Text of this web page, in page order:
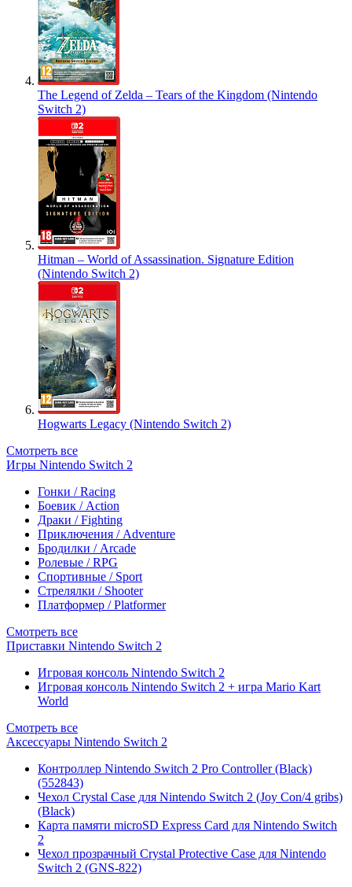
The Legend of Zelda – Tears of the Kingdom (Nintendo
Switch 2)
Hitman – World of Assassination. Signature Edition
(Nintendo Switch 2)
Hogwarts Legacy (Nintendo Switch 2)
Смотреть все
Игры Nintendo Switch 2
Гонки / Racing
Боевик / Action
Драки / Fighting
Приключения / Adventure
Бродилки / Arcade
Ролевые / RPG
Спортивные / Sport
Стрелялки / Shooter
Платформер / Platformer
Смотреть все
Приставки Nintendo Switch 2
Игровая консоль Nintendo Switch 2
Игровая консоль Nintendo Switch 2 + игра Mario Kart
World
Смотреть все
Аксессуары Nintendo Switch 2
Контроллер Nintendo Switch 2 Pro Controller (Black)
(552843)
Чехол Сrystal Сase для Nintendo Switch 2 (Joy Con/4 gribs)
(Black)
Карта памяти microSD Express Card для Nintendo Switch
2
Чехол прозрачный Crystal Protective Case для Nintendo
Switch 2 (GNS-822)